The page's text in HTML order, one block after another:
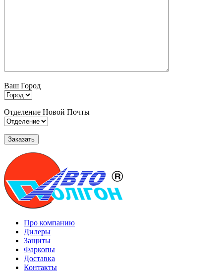
Ваш Город
Отделение Новой Почты
Про компанию
Дилеры
Защиты
Фаркопы
Доставка
Контакты